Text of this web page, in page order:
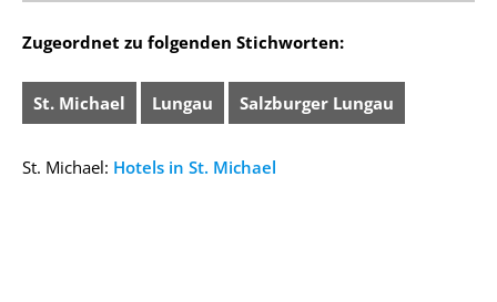
Zugeordnet zu folgenden Stichworten:
St. Michael Lungau Salzburger Lungau
St. Michael: Hotels in St. Michael